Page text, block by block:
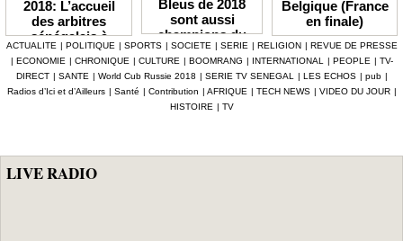
2018: L’accueil
des arbitres
sénégalais à
l’AIBD,
Regardez!
Bleus de 2018
sont aussi
champions du
monde ! -
Débrief et
NOTES des
joueurs (France
4-2 Croatie)
Belgique (France
en finale)
ACTUALITE | POLITIQUE | SPORTS | SOCIETE | SERIE | RELIGION | REVUE DE PRESSE
| ECONOMIE | CHRONIQUE | CULTURE | BOOMRANG | INTERNATIONAL | PEOPLE | TV-
DIRECT | SANTE | World Cub Russie 2018 | SERIE TV SENEGAL | LES ECHOS | pub |
Radios d’Ici et d’Ailleurs | Santé | Contribution | AFRIQUE | TECH NEWS | VIDEO DU JOUR |
HISTOIRE | TV
LIVE RADIO